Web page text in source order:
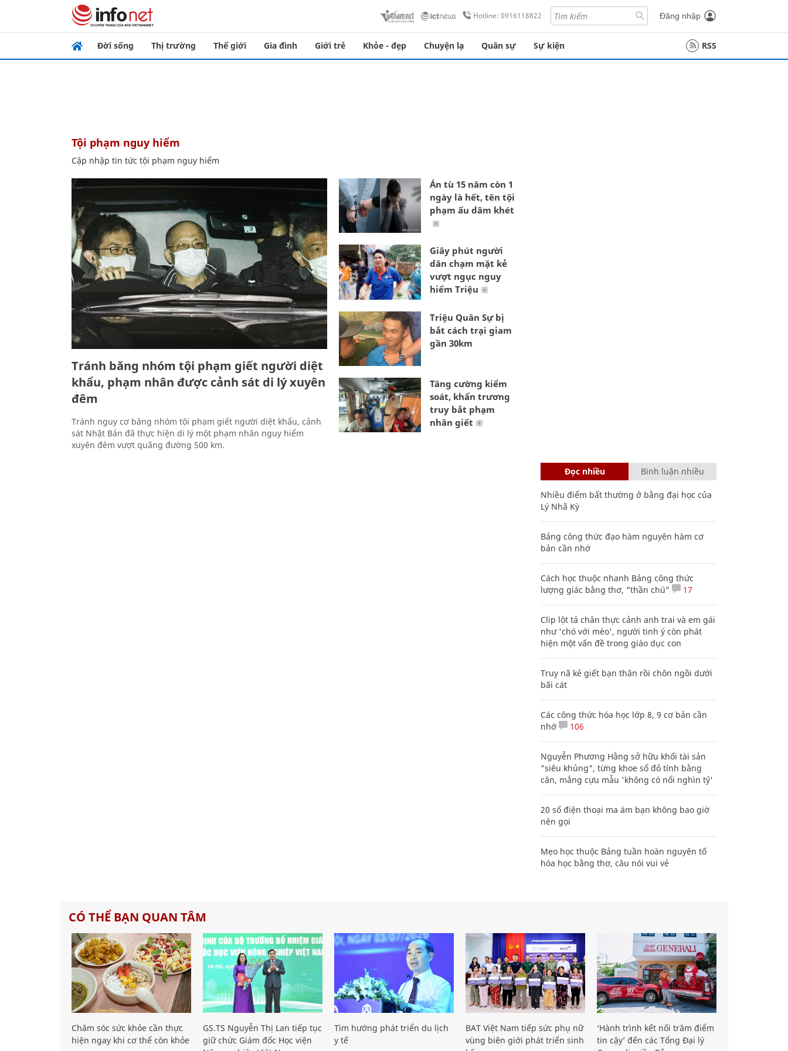
Hotline: 0916118822 Đăng nhập
Đời sống Thị trường Thế giới Gia đình Giới trẻ Khỏe - đẹp Chuyện lạ Quân sự Sự kiện RSS
tội phạm nguy hiểm
Cập nhập tin tức tội phạm nguy hiểm
Tránh băng nhóm tội phạm giết người diệt
khẩu, phạm nhân được cảnh sát di lý xuyên
đêm
Tránh nguy cơ băng nhóm tội phạm giết người diệt khẩu, cảnh
sát Nhật Bản đã thực hiện di lý một phạm nhân nguy hiểm
xuyên đêm vượt quãng đường 500 km.
Án tù 15 năm còn 1
ngày là hết, tên tội
phạm ấu dâm khét
Giây phút người
dân chạm mặt kẻ
vượt ngục nguy
hiểm Triệu
Triệu Quân Sự bị
bắt cách trại giam
gần 30km
Tăng cường kiểm
soát, khẩn trương
truy bắt phạm
nhân giết
Đọc nhiều Bình luận nhiều
Nhiều điểm bất thường ở bằng đại học của
Lý Nhã Kỳ
Bảng công thức đạo hàm nguyên hàm cơ
bản cần nhớ
Cách học thuộc nhanh Bảng công thức
lượng giác bằng thơ, "thần chú"
17
Clip lột tả chân thực cảnh anh trai và em gái
như 'chó với mèo', người tinh ý còn phát
hiện một vấn đề trong giáo dục con
Truy nã kẻ giết bạn thân rồi chôn ngồi dưới
bãi cát
Các công thức hóa học lớp 8, 9 cơ bản cần
nhớ
106
Nguyễn Phương Hằng sở hữu khối tài sản
"siêu khủng", từng khoe sổ đỏ tính bằng
cân, mắng cựu mẫu 'không có nổi nghìn tỷ'
20 số điện thoại ma ám bạn không bao giờ
nên gọi
Mẹo học thuộc Bảng tuần hoàn nguyên tố
hóa học bằng thơ, câu nói vui vẻ
CÓ THỂ BẠN QUAN TÂM
Chăm sóc sức khỏe cần thực
hiện ngay khi cơ thể còn khỏe
GS.TS Nguyễn Thị Lan tiếp tục
giữ chức Giám đốc Học viện
Tìm hướng phát triển du lịch
y tế
BAT Việt Nam tiếp sức phụ nữ
vùng biên giới phát triển sinh
‘Hành trình kết nối trăm điểm
tin cậy’ đến các Tổng Đại lý